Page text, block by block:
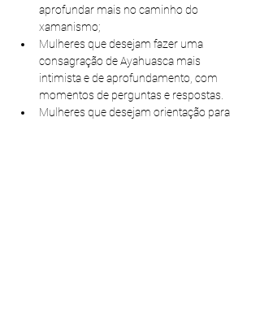
aprofundar mais no caminho do
xamanismo;
Mulheres que desejam fazer uma
consagração de Ayahuasca mais
intimista e de aprofundamento, com
momentos de perguntas e respostas.
Mulheres que desejam orientação para